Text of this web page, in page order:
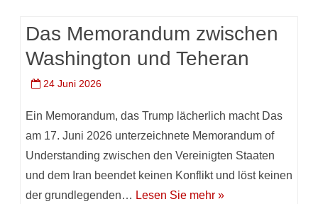
Das Memorandum zwischen
Washington und Teheran
24 Juni 2026
Ein Memorandum, das Trump lächerlich macht Das
am 17. Juni 2026 unterzeichnete Memorandum of
Understanding zwischen den Vereinigten Staaten
und dem Iran beendet keinen Konflikt und löst keinen
der grundlegenden… Lesen Sie mehr »